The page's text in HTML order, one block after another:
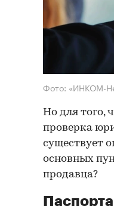
Фото: «ИНКОМ-
Но для того,
проверка
существует
основных
продавца?